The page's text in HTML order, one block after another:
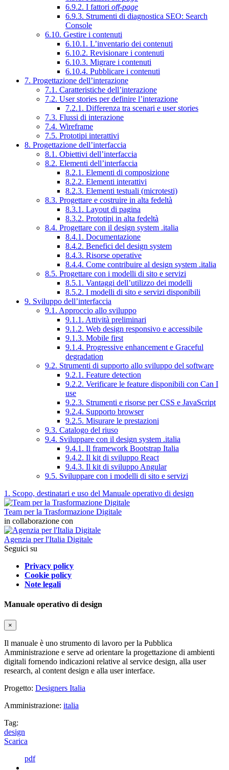
6.9.2. I fattori off-page
6.9.3. Strumenti di diagnostica SEO: Search
Console
6.10. Gestire i contenuti
6.10.1. L’inventario dei contenuti
6.10.2. Revisionare i contenuti
6.10.3. Migrare i contenuti
6.10.4. Pubblicare i contenuti
7. Progettazione dell’interazione
7.1. Caratteristiche dell’interazione
7.2. User stories per definire l’interazione
7.2.1. Differenza tra scenari e user stories
7.3. Flussi di interazione
7.4. Wireframe
7.5. Prototipi interattivi
8. Progettazione dell’interfaccia
8.1. Obiettivi dell’interfaccia
8.2. Elementi dell’interfaccia
8.2.1. Elementi di composizione
8.2.2. Elementi interattivi
8.2.3. Elementi testuali (microtesti)
8.3. Progettare e costruire in alta fedeltà
8.3.1. Layout di pagina
8.3.2. Prototipi in alta fedeltà
8.4. Progettare con il design system .italia
8.4.1. Documentazione
8.4.2. Benefici del design system
8.4.3. Risorse operative
8.4.4. Come contribuire al design system .italia
8.5. Progettare con i modelli di sito e servizi
8.5.1. Vantaggi dell’utilizzo dei modelli
8.5.2. I modelli di sito e servizi disponibili
9. Sviluppo dell’interfaccia
9.1. Approccio allo sviluppo
9.1.1. Attività preliminari
9.1.2. Web design responsivo e accessibile
9.1.3. Mobile first
9.1.4. Progressive enhancement e Graceful
degradation
9.2. Strumenti di supporto allo sviluppo del software
9.2.1. Feature detection
9.2.2. Verificare le feature disponibili con Can I
use
9.2.3. Strumenti e risorse per CSS e JavaScript
9.2.4. Supporto browser
9.2.5. Misurare le prestazioni
9.3. Catalogo del riuso
9.4. Sviluppare con il design system .italia
9.4.1. Il framework Bootstrap Italia
9.4.2. Il kit di sviluppo React
9.4.3. Il kit di sviluppo Angular
9.5. Sviluppare con i modelli di sito e servizi
1. Scopo, destinatari e uso del Manuale operativo di design
Team per la Trasformazione Digitale
in collaborazione con
Agenzia per l'Italia Digitale
Seguici su
Privacy policy
Cookie policy
Note legali
Manuale operativo di design
×
Il manuale è uno strumento di lavoro per la Pubblica
Amministrazione e serve ad orientare la progettazione di ambienti
digitali fornendo indicazioni relative al service design, alla user
research, al content design e alla user interface.
Progetto: Designers Italia
Amministrazione: italia
Tag:
design
Scarica
pdf